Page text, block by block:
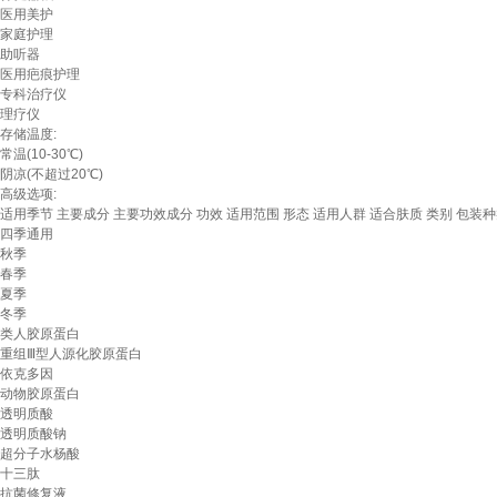
医用美护
家庭护理
助听器
医用疤痕护理
专科治疗仪
理疗仪
存储温度:
常温(10-30℃)
阴凉(不超过20℃)
高级选项:
适用季节 主要成分 主要功效成分 功效 适用范围 形态 适用人群 适合肤质 类别 包装
四季通用
秋季
春季
夏季
冬季
类人胶原蛋白
重组Ⅲ型人源化胶原蛋白
依克多因
动物胶原蛋白
透明质酸
透明质酸钠
超分子水杨酸
十三肽
抗菌修复液